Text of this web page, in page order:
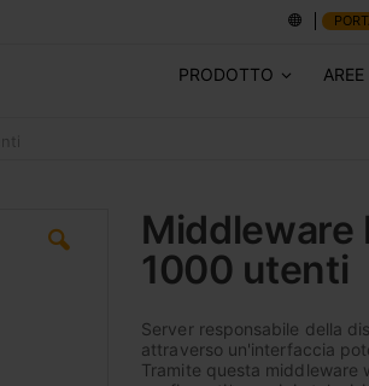
PRODOTTO
Middleware
1000 utenti
Server responsabile della
attraverso un'interfaccia
Tramite questa middleware